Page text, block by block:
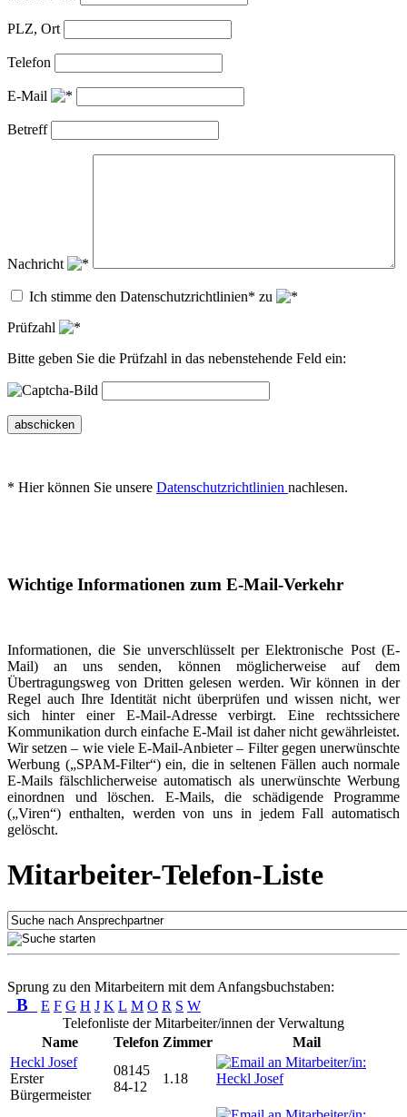
PLZ, Ort
Telefon
E-Mail
Betreff
Nachricht
Ich stimme den Datenschutzrichtlinien* zu
Prüfzahl
Bitte geben Sie die Prüfzahl in das nebenstehende Feld ein:
abschicken
* Hier können Sie unsere Datenschutzrichtlinien nachlesen.
Wichtige Informationen zum E-Mail-Verkehr
Informationen, die Sie unverschlüsselt per Elektronische Post (E-
Mail) an uns senden, können möglicherweise auf dem
Übertragungsweg von Dritten gelesen werden. Wir können in der
Regel auch Ihre Identität nicht überprüfen und wissen nicht, wer
sich hinter einer E-Mail-Adresse verbirgt. Eine rechtssichere
Kommunikation durch einfache E-Mail ist daher nicht gewährleistet.
Wir setzen – wie viele E-Mail-Anbieter – Filter gegen unerwünschte
Werbung („SPAM-Filter“) ein, die in seltenen Fällen auch normale
E-Mails fälschlicherweise automatisch als unerwünschte Werbung
einordnen und löschen. E-Mails, die schädigende Programme
(„Viren“) enthalten, werden von uns in jedem Fall automatisch
gelöscht.
Mitarbeiter-Telefon-Liste
Sprung zu den Mitarbeitern mit dem Anfangsbuchstaben:
B E F G H J K L M O R S W
Telefonliste der Mitarbeiter/innen der Verwaltung
Name
Telefon Zimmer
Mail
Heckl Josef
Erster
Bürgermeister
08145
84-12
1.18